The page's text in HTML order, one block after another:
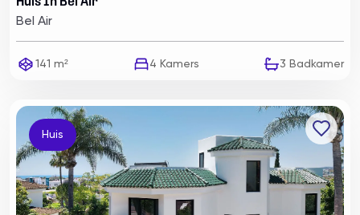
Bel Air
141 m² 4 Kamers 3 Badkamer
Huis